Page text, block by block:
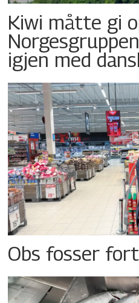
Kiwi måtte gi
igjen med
Obs fosser